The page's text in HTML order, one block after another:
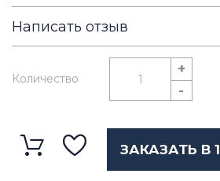
Написать отзыв
Количество
+
-
ЗАКАЗАТЬ В